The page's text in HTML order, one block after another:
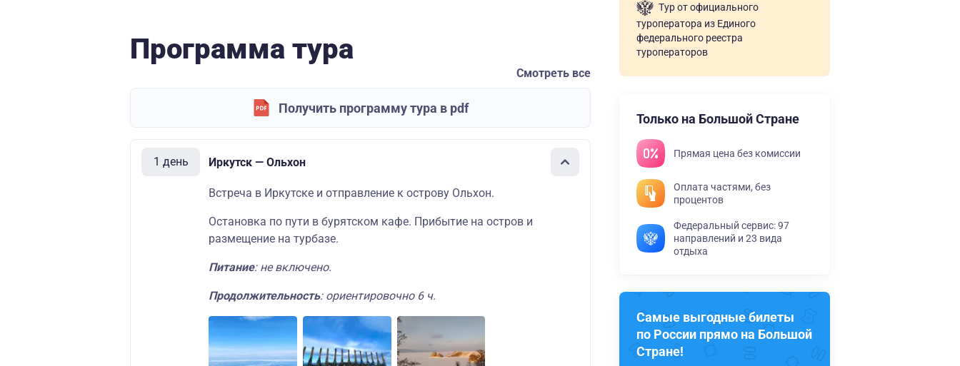
Программа тура
Смотреть все
Получить программу тура в pdf
1 день Иркутск — Ольхон
Встреча в Иркутске и отправление к острову Ольхон.
Остановка по пути в бурятском кафе. Прибытие на остров и
размещение на турбазе.
Питание: не включено.
Продолжительность: ориентировочно 6 ч.
Тур от официального
туроператора из Единого
федерального реестра
туроператоров
Только на Большой Стране
Прямая цена без комиссии
Оплата частями, без
процентов
Федеральный сервис: 97
направлений и 23 вида
отдыха
Самые выгодные билеты
по России прямо на Большой
Стране!